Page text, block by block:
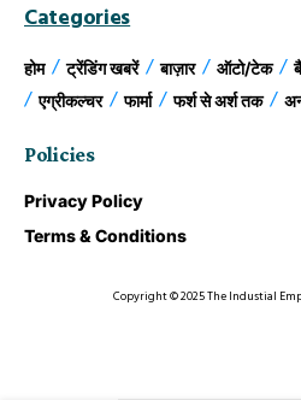
Categories
होम ट्रेंडिंग खबरें बाज़ार ऑटो/टेक
एग्रीकल्चर
फार्मा फर्श से अर्श तक
Policies
Privacy Policy
Terms & Conditions
Copyright © 2025 The Industial